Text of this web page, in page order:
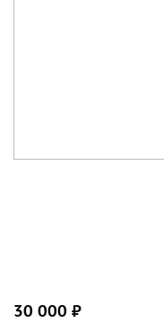
30 000 ₽